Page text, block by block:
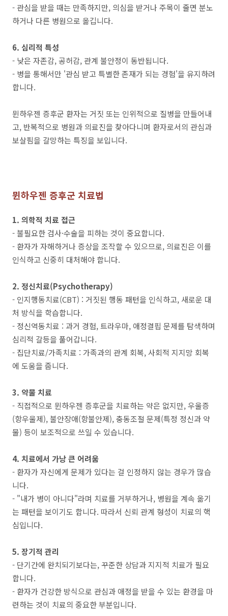
- 관심을 받을 때는 만족하지만, 의심을 받거나 주목이 줄면 분노
하거나 다른 병원으로 옮깁니다.
6. 심리적 특성
- 낮은 자존감, 공허감, 관계 불안정이 동반됩니다.
- 병을 통해서만 '관심 받고 특별한 존재가 되는 경험'을 유지하려
합니다.
뮌하우젠 증후군 환자는 거짓 또는 인위적으로 질병을 만들어내
고, 반복적으로 병원과 의료진을 찾아다니며 환자로서의 관심과
보살핌을 갈망하는 특징을 보입니다.
뮌하우젠 증후군 치료법
1. 의학적 치료 접근
- 불필요한 검사·수술을 피하는 것이 중요합니다.
- 환자가 자해하거나 증상을 조작할 수 있으므로, 의료진은 이를
인식하고 신중히 대처해야 합니다.
2. 정신치료(Psychotherapy)
- 인지행동치료(CBT) : 거짓된 행동 패턴을 인식하고, 새로운 대
처 방식을 학습합니다.
- 정신역동치료 : 과거 경험, 트라우마, 애정결핍 문제를 탐색하며
심리적 갈등을 풀어갑니다.
- 집단치료/가족치료 : 가족과의 관계 회복, 사회적 지지망 회복
에 도움을 줍니다.
3. 약물 치료
- 직접적으로 뮌하우젠 증후군을 치료하는 약은 없지만, 우울증
(항우울제), 불안장애(항불안제), 충동조절 문제(특정 정신과 약
물) 등이 보조적으로 쓰일 수 있습니다.
4. 치료에서 가낭 큰 어려움
- 환자가 자신에게 문제가 있다는 걸 인정하지 않는 경우가 많습
니다.
- "내가 병이 아니다"라며 치료를 거부하거나, 병원을 계속 옮기
는 패턴을 보이기도 합니다. 따라서 신뢰 관계 형성이 치료의 핵
심입니다.
5. 장기적 관리
- 단기간에 완치되기보다는, 꾸준한 상담과 지지적 치료가 필요
합니다.
- 환자가 건강한 방식으로 관심과 애정을 받을 수 있는 환경을 마
련하는 것이 치료의 중요한 부분입니다.